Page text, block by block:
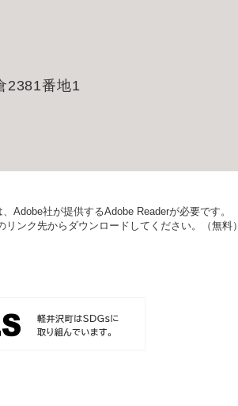
2381番地1
Adobe社が提供するAdobe Readerが必要です。
ンク先からダウンロードしてください。（無料）